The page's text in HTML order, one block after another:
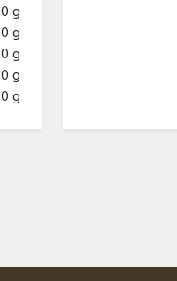
0 g
0 g
0 g
0 g
0 g